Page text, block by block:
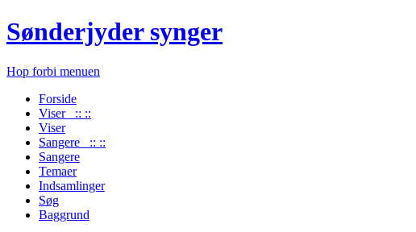
Sønderjyder synger
Hop forbi menuen
Forside
Viser :: ::
Viser
Sangere :: ::
Sangere
Temaer
Indsamlinger
Søg
Baggrund